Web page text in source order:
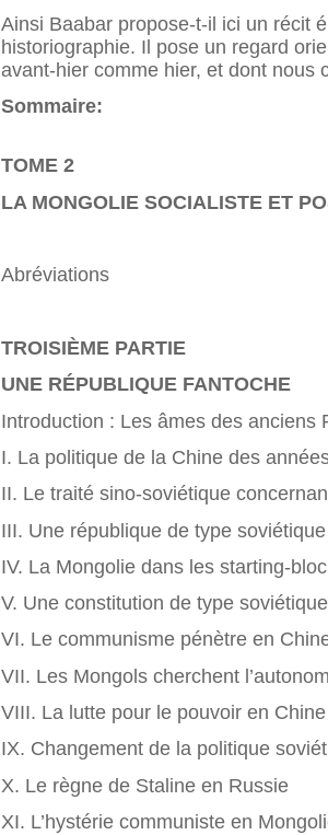
Ainsi Baabar propose-t-il ici un récit
historiographie. Il pose un regard
avant-hier comme hier, et dont nous
Sommaire:
TOME 2
LA MONGOLIE SOCIALISTE ET
Abréviations
TROISIÈME PARTIE
UNE RÉPUBLIQUE FANTOCHE
Introduction : Les âmes des anciens
I. La politique de la Chine des
II. Le traité sino-soviétique
III. Une république de type soviétique
IV. La Mongolie dans les starting-
V. Une constitution de type soviétique
VI. Le communisme pénètre en
VII. Les Mongols cherchent
VIII. La lutte pour le pouvoir en Chine
IX. Changement de la politique
X. Le règne de Staline en Russie
XI. L’hystérie communiste en